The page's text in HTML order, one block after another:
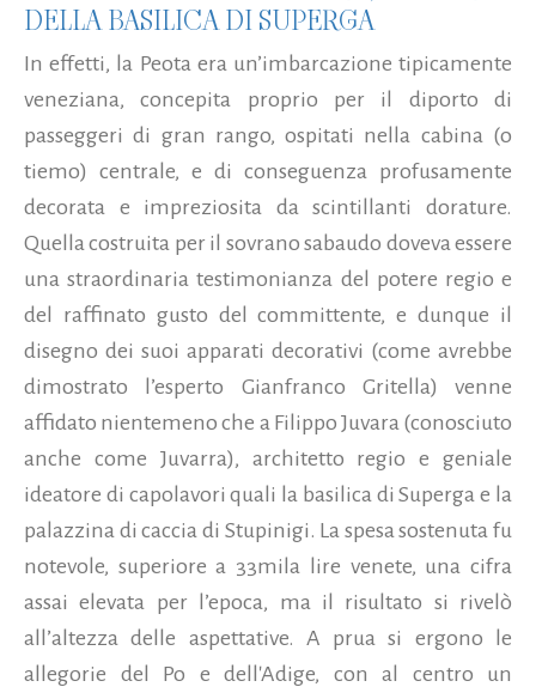
DELLA BASILICA DI SUPERGA
In effetti, la Peota era un’imbarcazione tipicamente
veneziana, concepita proprio per il diporto di
passeggeri di gran rango, ospitati nella cabina (o
tiemo) centrale, e di conseguenza profusamente
decorata e impreziosita da scintillanti dorature.
Quella costruita per il sovrano sabaudo doveva essere
una straordinaria testimonianza del potere regio e
del raffinato gusto del committente, e dunque il
disegno dei suoi apparati decorativi (come avrebbe
dimostrato l’esperto Gianfranco Gritella) venne
affidato nientemeno che a Filippo Juvara (conosciuto
anche come Juvarra), architetto regio e geniale
ideatore di capolavori quali la basilica di Superga e la
palazzina di caccia di Stupinigi. La spesa sostenuta fu
notevole, superiore a 33mila lire venete, una cifra
assai elevata per l’epoca, ma il risultato si rivelò
all’altezza delle aspettative. A prua si ergono le
allegorie del Po e dell'Adige, con al centro un